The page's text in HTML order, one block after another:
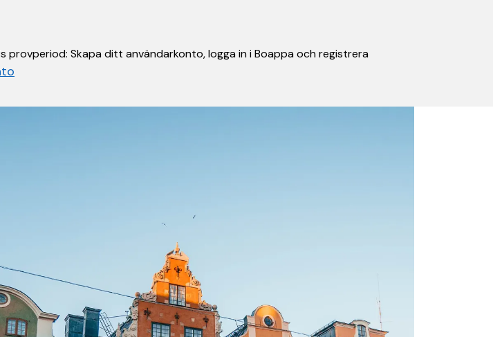
Skapa ditt användarkonto, logga in i Boappa och registrera